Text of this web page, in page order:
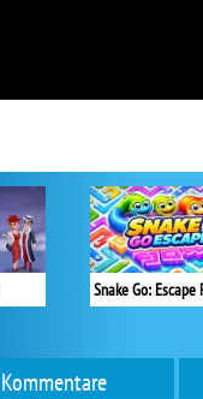
Snake Go: Escape
Kommentare